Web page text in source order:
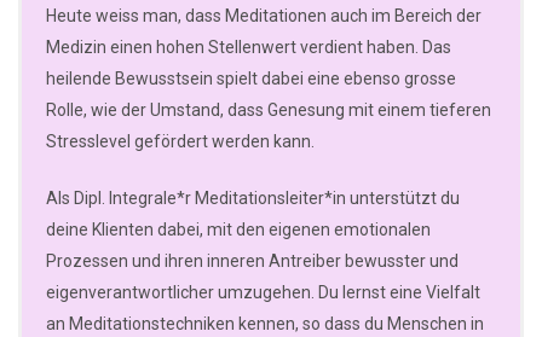
Heute weiss man, dass Meditationen auch im Bereich der
Medizin einen hohen Stellenwert verdient haben. Das
heilende Bewusstsein spielt dabei eine ebenso grosse
Rolle, wie der Umstand, dass Genesung mit einem tieferen
Stresslevel gefördert werden kann.
Als Dipl. Integrale*r Meditationsleiter*in unterstützt du
deine Klienten dabei, mit den eigenen emotionalen
Prozessen und ihren inneren Antreiber bewusster und
eigenverantwortlicher umzugehen. Du lernst eine Vielfalt
an Meditationstechniken kennen, so dass du Menschen in